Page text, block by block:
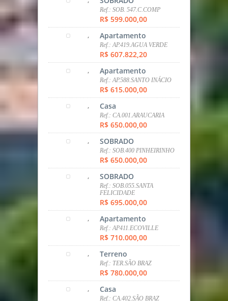
, SOBRADO
Ref.: SOB.055.SANTA
FELICIDADE
R$ 695.000,00
Apartamento
Ref.: AP411.ECOVILLE
R$ 710.000,00
Terreno
Ref.: TER.SÃO BRAZ
R$ 780.000,00
Casa
Ref.: CA.402.SÃO BRAZ
R$ 780.000,00
SOBRADO
Ref.: SOB.10.NOVO MUNDO
R$ 830.000,00
SOBRADO
Ref.: SOB.401.PINHEIRINHO
R$ 850.000,00
, Galpão
Ref.: BA.001.COLOMBO
R$ 990.000,00
, SOBRADO
Ref.: SOB.98.CAMPO
COMPRIDO
R$ 1.400.000,00